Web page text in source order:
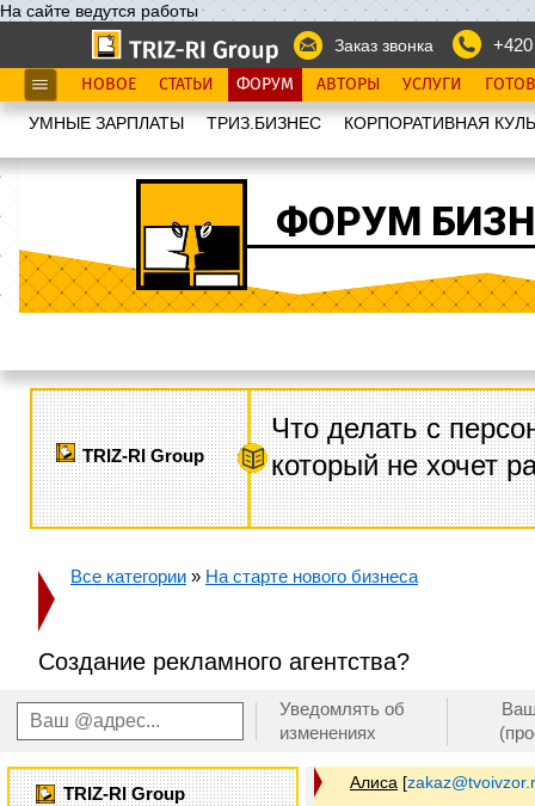
На сайте ведутся работы
Заказ звонка
НОВОЕ СТАТЬИ ФОРУМ АВТОРЫ УСЛУГИ
УМНЫЕ ЗАРПЛАТЫ ТРИЗ.БИЗНЕС КОРПОРАТИВНАЯ
ФОРУМ
TRIZ-RI Group
Что делать с
который не хочет
Все категории » На старте нового бизнеса
Создание рекламного агентства?
Уведомлять об
изменениях
TRIZ-RI Group
Алиса [